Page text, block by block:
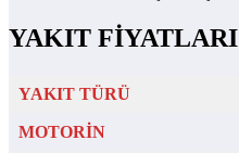
YAKIT FİYATLARI
YAKIT TÜRÜ
MOTORİN